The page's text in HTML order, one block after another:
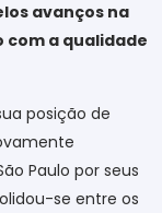
avanços na
a qualidade
posição de
Paulo por seus
se entre os